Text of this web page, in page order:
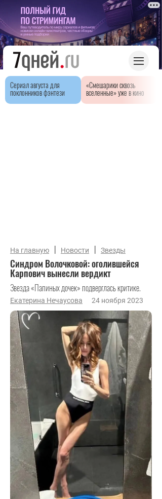
Сериал августа для
поклонников фэнтези
«Смешарики сквозь
вселенные» уже в кино
На главную | Новости | Звезды
Синдром Волочковой: оголившейся
Карпович вынесли вердикт
Звезда «Папиных дочек» подверглась критике.
Екатерина Нечаусова 24 ноября 2023